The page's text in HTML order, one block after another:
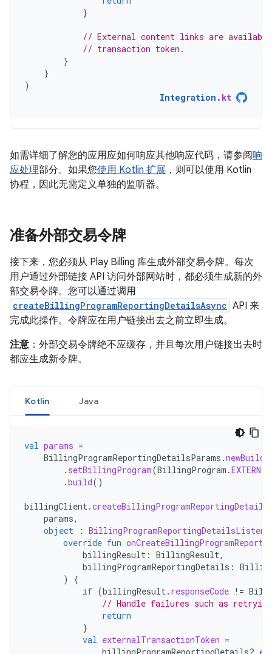
}
// External content links are
// transaction token.
}
}
)
Integration . kt
如需详细了解您的应用应如何响应其他响应代码，请参阅响
应处理部分。如果您使用 Kotlin 扩展 ，则可以使用 Kotlin
协程，因此无需定义单独的监听器。
准备外部交易令牌
接下来，您必须从 Play Billing 库生成外部交易令牌。每次
用户通过外部链接 API 访问外部网站时，都必须生成新的外
部交易令牌。您可以通过调用
createBillingProgramReportingDetailsAsync API 来
完成此操作。令牌应在用户链接出去之前立即生成。
注意：外部交易令牌绝不应缓存，并且每次用户链接出去时
都应生成新令牌。
Kotlin Java
val params =
BillingProgramReportingDetailsParams .
. setBillingProgram(BillingProgram .
.build()
billingClient.
params,
object
:
override fun
billingResult : BillingResult,
billingProgramReportingDetails :
)
{
if (billingResult. responseCode !=
// Handle failures such as
return
}
val externalTransactionToken =